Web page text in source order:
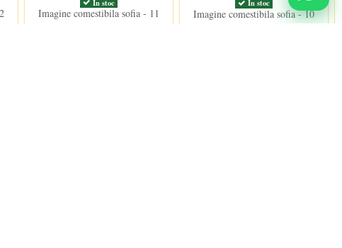
Imagine comestibila sofia - 11
In stoc
Imagine comestibila sofia - 10